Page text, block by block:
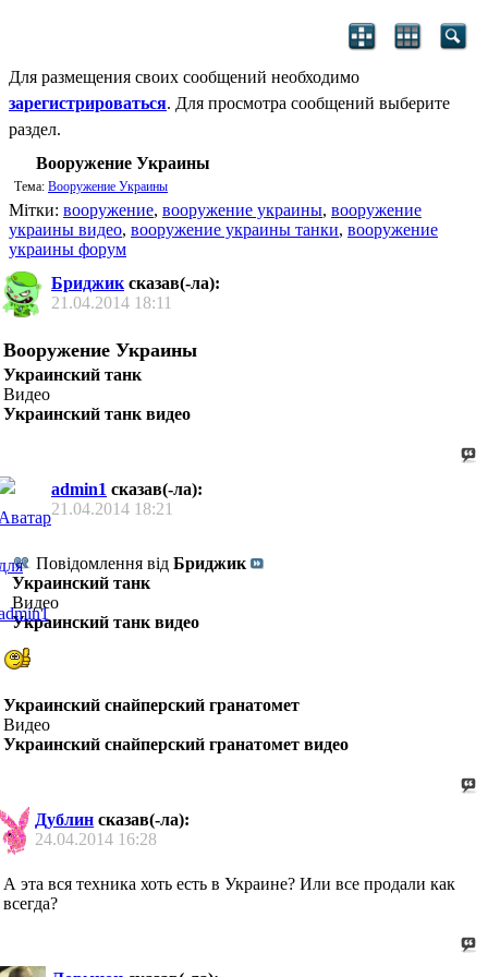
Для размещения своих сообщений необходимо
зарегистрироваться. Для просмотра сообщений выберите
раздел.
Вооружение Украины
Тема: Вооружение Украины
Мітки: вооружение, вооружение украины, вооружение
украины видео, вооружение украины танки, вооружение
украины форум
Бриджик сказав(-ла):
21.04.2014 18:11
Вооружение Украины
Украинский танк
Видео
Украинский танк видео
admin1 сказав(-ла):
21.04.2014 18:21
Повідомлення від Бриджик
Украинский танк
Видео
Украинский танк видео
Украинский снайперский гранатомет
Видео
Украинский снайперский гранатомет видео
Дублин сказав(-ла):
24.04.2014 16:28
А эта вся техника хоть есть в Украине? Или все продали как
всегда?